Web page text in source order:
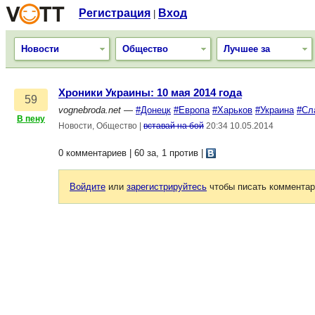
Регистрация Вход
Новости Общество Лучшее за
59
В пену
Хроники Украины: 10 мая 2014 года
vognebroda.net — #Донецк #Европа #Харьков #Украина
Новости, Общество вставай на бой 20:34 10.05.2014
0 комментариев | 60 за, 1 против
Войдите или зарегистрируйтесь чтобы писать